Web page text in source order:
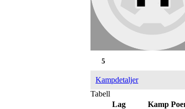
5
Kampdetaljer
Tabell
Lag
Kamp